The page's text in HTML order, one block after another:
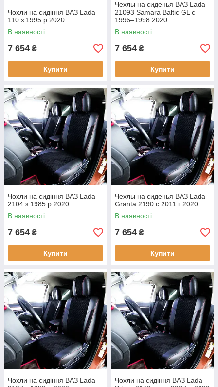
Чохли на сидіння ВАЗ Lada
110 з 1995 р 2020
В наявності
7 654 ₴
Купити
Чехлы на сиденья ВАЗ Lada
21093 Samara Baltic GL с
1996–1998 2020
В наявності
7 654 ₴
Купити
Чохли на сидіння ВАЗ Lada
2104 з 1985 р 2020
В наявності
7 654 ₴
Купити
Чехлы на сиденья ВАЗ Lada
Granta 2190 c 2011 г 2020
В наявності
7 654 ₴
Купити
Чохли на сидіння ВАЗ Lada
Чохли на сидіння ВАЗ Lada